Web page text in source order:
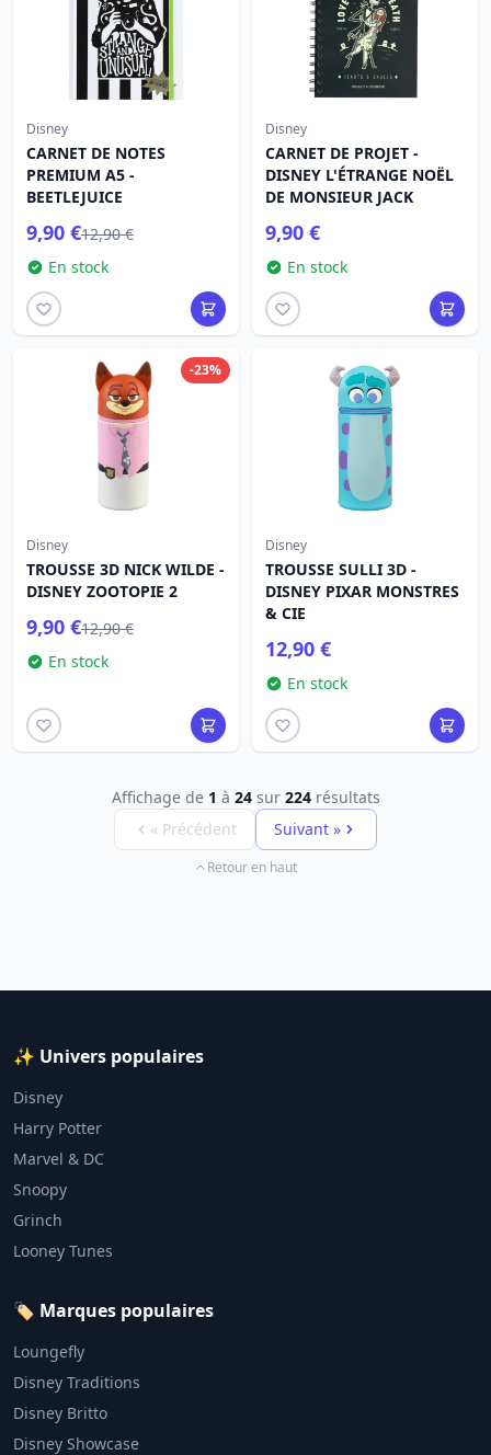
Disney
CARNET DE NOTES
PREMIUM A5 -
BEETLEJUICE
9,90 €12,90 €
En stock
Disney
CARNET DE PROJET -
DISNEY L'ÉTRANGE NOËL
DE MONSIEUR JACK
9,90 €
En stock
-23%
Disney
TROUSSE 3D NICK WILDE -
DISNEY ZOOTOPIE 2
9,90 €12,90 €
En stock
Disney
TROUSSE SULLI 3D -
DISNEY PIXAR MONSTRES
& CIE
12,90 €
En stock
Affichage de 1 à 24sur 224résultats
« Précédent
Suivant »
Retour en haut
✨ Univers populaires
Disney
Harry Potter
Marvel & DC
Snoopy
Grinch
Looney Tunes
🏷️ Marques populaires
Loungefly
Disney Traditions
Disney Britto
Disney Showcase